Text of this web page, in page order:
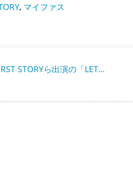
, マイファス
STORYら出演の「LET…